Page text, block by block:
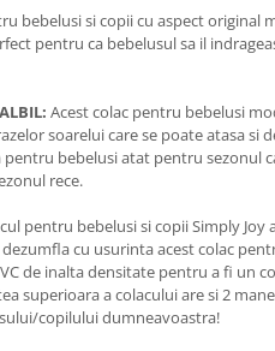
bebelusi si copii cu aspect original
pentru ca bebelusul sa il
Acest colac pentru bebelusi
soarelui care se poate atasa si
bebelusi atat pentru sezonul
rece.
pentru bebelusi si copii Simply Joy
cu usurinta acest colac
de inalta densitate pentru a fi un
superioara a colacului are si 2
copilului dumneavoastra!